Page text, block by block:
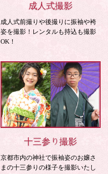
成人式撮影
成人式前撮りや後撮りに振袖や袴
姿を撮影！レンタルも持込も撮影
OK！
十三参り撮影
京都市内の神社で振袖姿のお嬢さ
まの十三参りの様子を撮影いたし